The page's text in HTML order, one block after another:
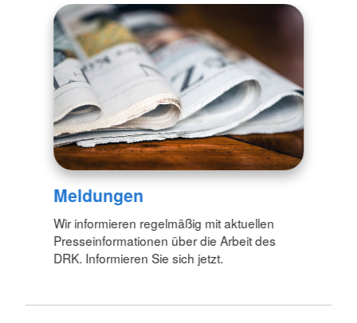
Meldungen
Wir informieren regelmäßig mit aktuellen
Presseinformationen über die Arbeit des
DRK. Informieren Sie sich jetzt.